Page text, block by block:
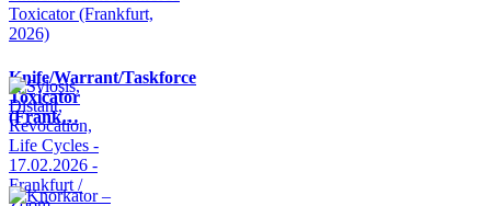
Knife/Warrant/Taskforce
Toxicator
(Frank…